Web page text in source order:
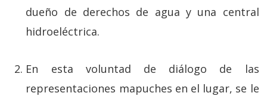
dueño de derechos de agua y una central
hidroeléctrica.
En esta voluntad de diálogo de las
representaciones mapuches en el lugar, se le